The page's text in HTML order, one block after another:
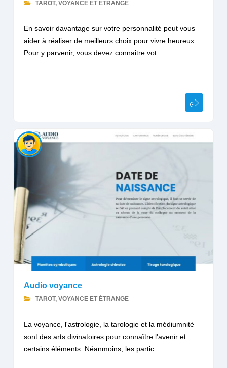
TAROT, VOYANCE ET ÉTRANGE
En savoir davantage sur votre personnalité peut vous
aider à réaliser de meilleurs choix pour vivre heureux.
Pour y parvenir, vous devez connaitre vot...
Audio voyance
TAROT, VOYANCE ET ÉTRANGE
La voyance, l'astrologie, la tarologie et la médiumnité
sont des arts divinatoires pour connaître l'avenir et
certains éléments. Néanmoins, les partic...